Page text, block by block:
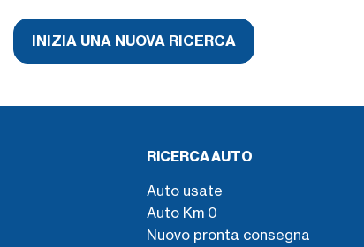
INIZIA UNA NUOVA RICERCA
RICERCA AUTO
Auto usate
Auto Km 0
Nuovo pronta consegna